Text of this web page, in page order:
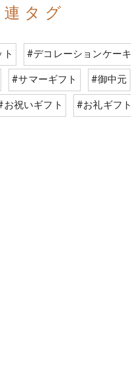
タグ
#デコレーションケーキ
#サマーギフト #御中元
お祝いギフト #お礼ギフト